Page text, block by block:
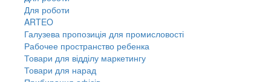
Для роботи
ARTEO
Галузева пропозиція для промисловості
Рабочее пространство ребенка
Товари для відділу маркетингу
Товари для нарад